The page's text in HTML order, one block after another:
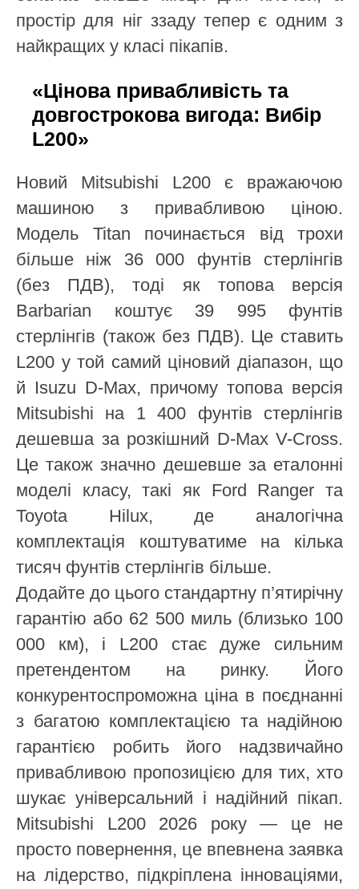
простір для ніг ззаду тепер є одним з
найкращих у класі пікапів.
«Цінова привабливість та
довгострокова вигода: Вибір
L200»
Новий Mitsubishi L200 є вражаючою
машиною з привабливою ціною.
Модель Titan починається від трохи
більше ніж 36 000 фунтів стерлінгів
(без ПДВ), тоді як топова версія
Barbarian коштує 39 995 фунтів
стерлінгів (також без ПДВ). Це ставить
L200 у той самий ціновий діапазон, що
й Isuzu D-Max, причому топова версія
Mitsubishi на 1 400 фунтів стерлінгів
дешевша за розкішний D-Max V-Cross.
Це також значно дешевше за еталонні
моделі класу, такі як Ford Ranger та
Toyota Hilux, де аналогічна
комплектація коштуватиме на кілька
тисяч фунтів стерлінгів більше.
Додайте до цього стандартну п’ятирічну
гарантію або 62 500 миль (близько 100
000 км), і L200 стає дуже сильним
претендентом на ринку. Його
конкурентоспроможна ціна в поєднанні
з багатою комплектацією та надійною
гарантією робить його надзвичайно
привабливою пропозицією для тих, хто
шукає універсальний і надійний пікап.
Mitsubishi L200 2026 року — це не
просто повернення, це впевнена заявка
на лідерство, підкріплена інноваціями,